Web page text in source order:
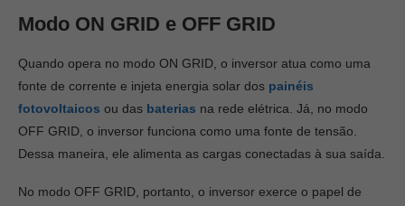
Modo ON GRID e OFF GRID
Quando opera no modo ON GRID, o inversor atua como uma
fonte de corrente e injeta energia solar dos painéis
fotovoltaicos ou das baterias na rede elétrica. Já, no modo
OFF GRID, o inversor funciona como uma fonte de tensão.
Dessa maneira, ele alimenta as cargas conectadas à sua saída.
No modo OFF GRID, portanto, o inversor exerce o papel de